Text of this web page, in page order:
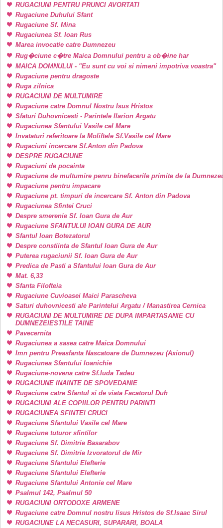
RUGACIUNI PENTRU PRUNCI AVORTATI
Rugaciune Duhului Sfant
Rugaciune Sf. Mina
Rugaciunea Sf. Ioan Rus
Marea invocatie catre Dumnezeu
Rug�ciune c�tre Maica Domnului pentru a ob�ine har
MAICA DOMNULUI - "Eu sunt cu voi si nimeni impotriva voastra"
Rugaciune pentru dragoste
Ruga zilnica
RUGACIUNI DE MULTUMIRE
Rugaciune catre Domnul Nostru Isus Hristos
Sfaturi Duhovnicesti - Parintele Ilarion Argatu
Rugaciunea Sfantului Vasile cel Mare
Invataturi referitoare la Moliftele Sf.Vasile cel Mare
Rugaciuni incercare Sf.Anton din Padova
DESPRE RUGACIUNE
Rugaciuni de pocainta
Rugaciune de multumire penru binefacerile primite de la
Rugaciune pentru impacare
Rugaciune pt. timpuri de incercare Sf. Anton din Padova
Rugaciunea Sfintei Cruci
Despre smerenie Sf. Ioan Gura de Aur
Rugaciune SFANTULUI IOAN GURA DE AUR
Sfantul Ioan Botezatorul
Despre constiinta de Sfantul Ioan Gura de Aur
Puterea rugaciunii Sf. Ioan Gura de Aur
Predica de Pasti a Sfantului Ioan Gura de Aur
Mat. 6,33
Sfanta Filofteia
Rugaciune Cuvioasei Maici Parascheva
Saturi duhovnicesti ale Parintelui Argatu / Manastirea Cernica
RUGACIUNI DE MULTUMIRE DE DUPA IMPARTASANIE CU
DUMNEZEIESTILE TAINE
Pavecernita
Rugaciunea a sasea catre Maica Domnului
Imn pentru Preasfanta Nascatoare de Dumnezeu (Axionul)
Rugaciunea Sfantului Ioanichie
Rugaciune-novena catre Sf.Iuda Tadeu
RUGACIUNE INAINTE DE SPOVEDANIE
Rugaciune catre Sfantul si de viata Facatorul Duh
RUGACIUNI ALE COPIILOR PENTRU PARINTI
RUGACIUNEA SFINTEI CRUCI
Rugaciune Sfantului Vasile cel Mare
Rugaciune tuturor sfintilor
Rugaciune Sf. Dimitrie Basarabov
Rugaciune Sf. Dimitrie Izvoratorul de Mir
Rugaciune Sfantului Elefterie
Rugaciune Sfantului Elefterie
Rugaciune Sfantului Antonie cel Mare
Psalmul 142, Psalmul 50
RUGACIUNI ORTODOXE ARMENE
Rugaciune catre Domnul nostru Iisus Hristos de Sf.Isaac Sirul
RUGACIUNE LA NECASURI, SUPARARI, BOALA